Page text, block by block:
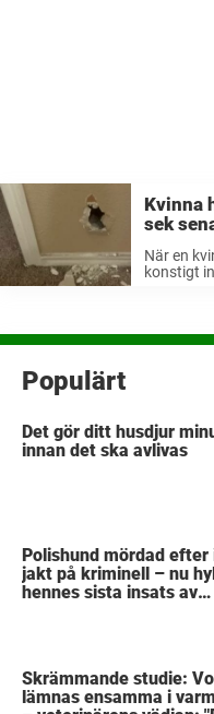
Kvinna
sek
slås
När en
konstigt
Populärt
Det gör ditt husdjur
innan det ska avlivas
Polishund mördad efter
jakt på kriminell – nu
hennes sista insats av
Skrämmande studie:
lämnas ensamma i